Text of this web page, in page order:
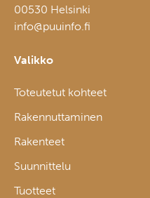
00530 Helsinki
info@puuinfo.fi
Valikko
Toteutetut kohteet
Rakennuttaminen
Rakenteet
Suunnittelu
Tuotteet